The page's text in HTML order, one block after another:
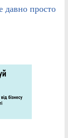
давно просто